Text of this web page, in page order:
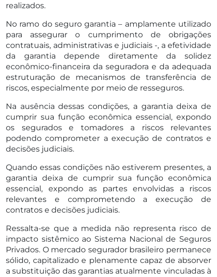
realizados.
No ramo do seguro garantia – amplamente utilizado
para assegurar o cumprimento de obrigações
contratuais, administrativas e judiciais -, a efetividade
da garantia depende diretamente da solidez
econômico-financeira da seguradora e da adequada
estruturação de mecanismos de transferência de
riscos, especialmente por meio de resseguros.
Na ausência dessas condições, a garantia deixa de
cumprir sua função econômica essencial, expondo
os segurados e tomadores a riscos relevantes
podendo comprometer a execução de contratos e
decisões judiciais.
Quando essas condições não estiverem presentes, a
garantia deixa de cumprir sua função econômica
essencial, expondo as partes envolvidas a riscos
relevantes e comprometendo a execução de
contratos e decisões judiciais.
Ressalta-se que a medida não representa risco de
impacto sistêmico ao Sistema Nacional de Seguros
Privados. O mercado segurador brasileiro permanece
sólido, capitalizado e plenamente capaz de absorver
a substituição das garantias atualmente vinculadas à